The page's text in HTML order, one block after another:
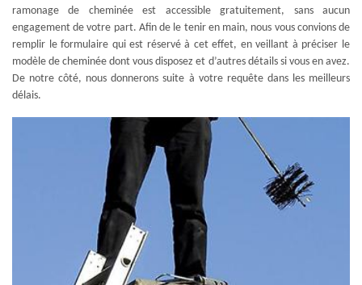
ramonage de cheminée est accessible gratuitement, sans aucun
engagement de votre part. Afin de le tenir en main, nous vous convions de
remplir le formulaire qui est réservé à cet effet, en veillant à préciser le
modèle de cheminée dont vous disposez et d’autres détails si vous en avez.
De notre côté, nous donnerons suite à votre requête dans les meilleurs
délais.